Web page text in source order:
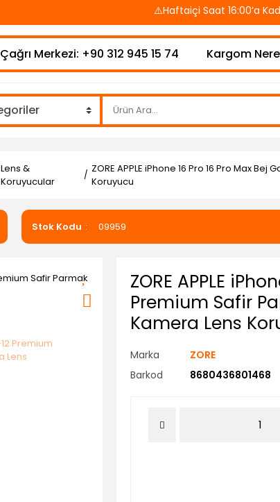
⚠️Haftaiçi Saat 16:00’a Kadar
Çağrı Merkezi: +90 312 945 15 74 Kargom
Lens &
Koruyucular
ZORE APPLE iPhone 16 Pro 16 Pro Max
Koruyucu
Stok Kodu 09959
ZORE APPLE
Premium Safir
Kamera Lens
Marka ZORE
Barkod
8680436801468